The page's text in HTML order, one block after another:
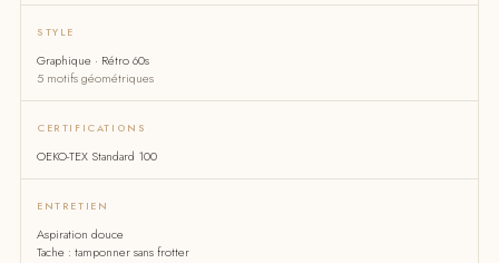
STYLE
Graphique · Rétro 60s
5 motifs géométriques
CERTIFICATIONS
OEKO-TEX Standard 100
ENTRETIEN
Aspiration douce
Tache : tamponner sans frotter